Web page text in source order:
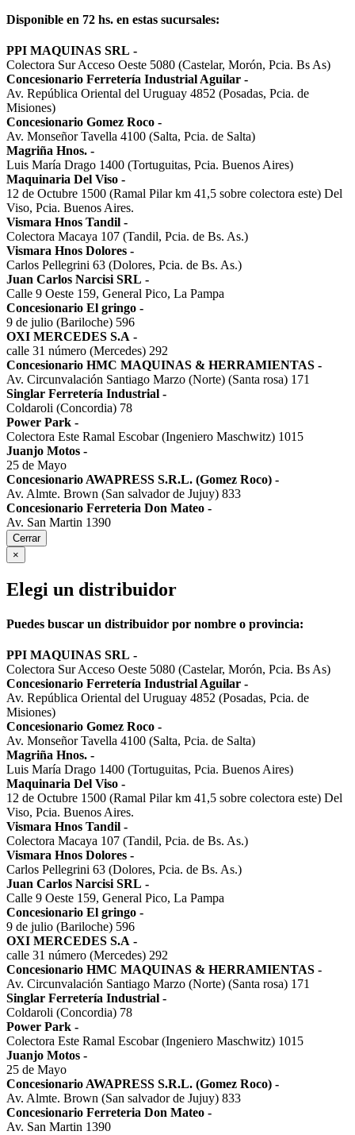
Disponible en 72 hs. en estas sucursales:
PPI MAQUINAS SRL -
Colectora Sur Acceso Oeste 5080 (Castelar, Morón, Pcia. Bs As)
Concesionario Ferretería Industrial Aguilar -
Av. República Oriental del Uruguay 4852 (Posadas, Pcia. de
Misiones)
Concesionario Gomez Roco -
Av. Monseñor Tavella 4100 (Salta, Pcia. de Salta)
Magriña Hnos. -
Luis María Drago 1400 (Tortuguitas, Pcia. Buenos Aires)
Maquinaria Del Viso -
12 de Octubre 1500 (Ramal Pilar km 41,5 sobre colectora este) Del
Viso, Pcia. Buenos Aires.
Vismara Hnos Tandil -
Colectora Macaya 107 (Tandil, Pcia. de Bs. As.)
Vismara Hnos Dolores -
Carlos Pellegrini 63 (Dolores, Pcia. de Bs. As.)
Juan Carlos Narcisi SRL -
Calle 9 Oeste 159, General Pico, La Pampa
Concesionario El gringo -
9 de julio (Bariloche) 596
OXI MERCEDES S.A -
calle 31 número (Mercedes) 292
Concesionario HMC MAQUINAS & HERRAMIENTAS -
Av. Circunvalación Santiago Marzo (Norte) (Santa rosa) 171
Singlar Ferretería Industrial -
Coldaroli (Concordia) 78
Power Park -
Colectora Este Ramal Escobar (Ingeniero Maschwitz) 1015
Juanjo Motos -
25 de Mayo
Concesionario AWAPRESS S.R.L. (Gomez Roco) -
Av. Almte. Brown (San salvador de Jujuy) 833
Concesionario Ferreteria Don Mateo -
Av. San Martin 1390
Cerrar
×
Elegi un distribuidor
Puedes buscar un distribuidor por nombre o provincia:
PPI MAQUINAS SRL -
Colectora Sur Acceso Oeste 5080 (Castelar, Morón, Pcia. Bs As)
Concesionario Ferretería Industrial Aguilar -
Av. República Oriental del Uruguay 4852 (Posadas, Pcia. de
Misiones)
Concesionario Gomez Roco -
Av. Monseñor Tavella 4100 (Salta, Pcia. de Salta)
Magriña Hnos. -
Luis María Drago 1400 (Tortuguitas, Pcia. Buenos Aires)
Maquinaria Del Viso -
12 de Octubre 1500 (Ramal Pilar km 41,5 sobre colectora este) Del
Viso, Pcia. Buenos Aires.
Vismara Hnos Tandil -
Colectora Macaya 107 (Tandil, Pcia. de Bs. As.)
Vismara Hnos Dolores -
Carlos Pellegrini 63 (Dolores, Pcia. de Bs. As.)
Juan Carlos Narcisi SRL -
Calle 9 Oeste 159, General Pico, La Pampa
Concesionario El gringo -
9 de julio (Bariloche) 596
OXI MERCEDES S.A -
calle 31 número (Mercedes) 292
Concesionario HMC MAQUINAS & HERRAMIENTAS -
Av. Circunvalación Santiago Marzo (Norte) (Santa rosa) 171
Singlar Ferretería Industrial -
Coldaroli (Concordia) 78
Power Park -
Colectora Este Ramal Escobar (Ingeniero Maschwitz) 1015
Juanjo Motos -
25 de Mayo
Concesionario AWAPRESS S.R.L. (Gomez Roco) -
Av. Almte. Brown (San salvador de Jujuy) 833
Concesionario Ferreteria Don Mateo -
Av. San Martin 1390